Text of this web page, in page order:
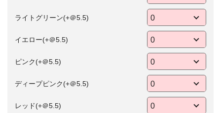
ライトグリーン(+＠5.5)
イエロー(+＠5.5)
ピンク(+＠5.5)
ディープピンク(+＠5.5)
レッド(+＠5.5)